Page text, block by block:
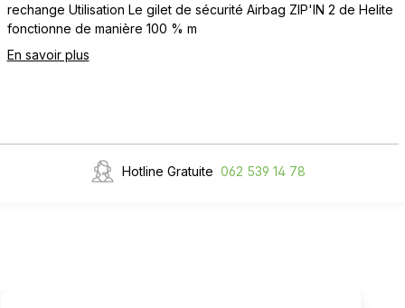
rechange Utilisation Le gilet de sécurité Airbag ZIP'IN 2 de Helite
fonctionne de manière 100 % m
En savoir plus
Hotline Gratuite 062 539 14 78